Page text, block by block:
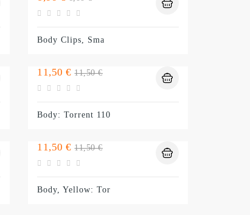
normal
Body Clips, Sma
Preço
11,50 € Preço
normal
11,50 €
Body: Torrent 110
Preço
11,50 € Preço
normal
11,50 €
Body, Yellow: Tor